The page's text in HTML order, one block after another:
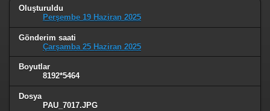
Oluşturuldu
Perşembe 19 Haziran 2025
Gönderim saati
Çarşamba 25 Haziran 2025
Boyutlar
8192*5464
Dosya
PAU_7017.JPG